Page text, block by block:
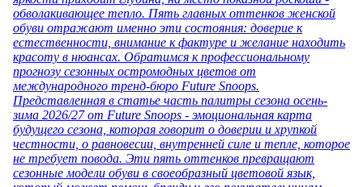
обволакивающее тепло. Пять главных оттенков женской
обуви отражают именно эти состояния: доверие к
естественности, внимание к фактуре и желание находить
красоту в нюансах. Обратимся к профессиональному
прогнозу сезонных остромодных цветов от
международного тренд-бюро Future Snoops.
Представленная в статье часть палитры сезона осень-
зима 2026/27 от Future Snoops - эмоциональная карта
будущего сезона, которая говорит о доверии и хрупкой
честности, о равновесии, внутренней силе и тепле, которое
не требует повода. Эти пять оттенков превращают
сезонные модели обуви в своеобразный цветовой язык,